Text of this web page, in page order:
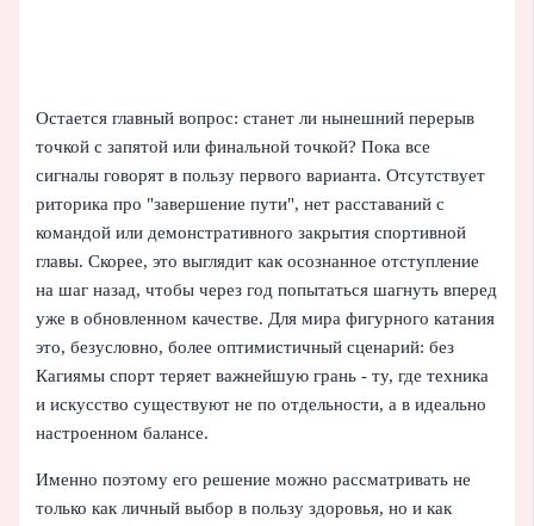
Остается главный вопрос: станет ли нынешний перерыв
точкой с запятой или финальной точкой? Пока все
сигналы говорят в пользу первого варианта. Отсутствует
риторика про "завершение пути", нет расставаний с
командой или демонстративного закрытия спортивной
главы. Скорее, это выглядит как осознанное отступление
на шаг назад, чтобы через год попытаться шагнуть вперед
уже в обновленном качестве. Для мира фигурного катания
это, безусловно, более оптимистичный сценарий: без
Кагиямы спорт теряет важнейшую грань - ту, где техника
и искусство существуют не по отдельности, а в идеально
настроенном балансе.
Именно поэтому его решение можно рассматривать не
только как личный выбор в пользу здоровья, но и как